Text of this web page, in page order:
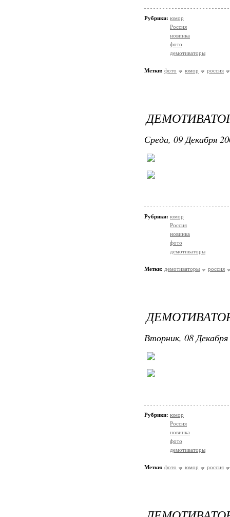
Рубрики: юмор
Россия
новинка
фото
демотиваторы
Метки: фото юмор россия
Среда, 09 Декабря
Рубрики: юмор
Россия
новинка
фото
демотиваторы
Метки: демотиваторы россия
Вторник, 08
Рубрики: юмор
Россия
новинка
фото
демотиваторы
Метки: фото юмор россия